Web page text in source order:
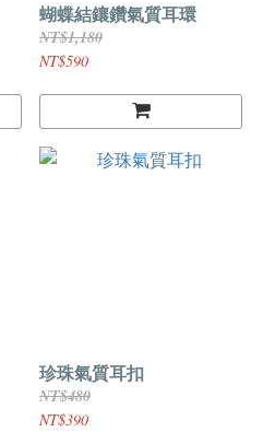
蝴蝶結鑲鑽氣質耳環
NT$1,180
NT$590
珍珠氣質耳扣
NT$480
NT$390